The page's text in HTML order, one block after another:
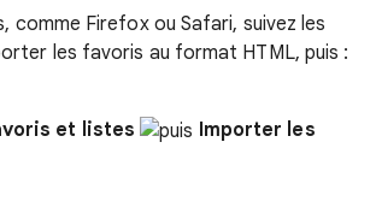
comme Firefox ou Safari, suivez les
les favoris au format HTML, puis :
et listes
Importer les